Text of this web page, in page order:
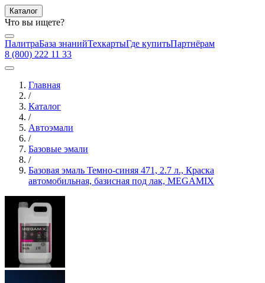
Каталог
Что вы ищете?
ПалитраБаза знанийТехкартыГде купитьПартнёрам
8 (800) 222 11 33
Главная
/
Каталог
/
Автоэмали
/
Базовые эмали
/
Базовая эмаль Темно-синяя 471, 2.7 л., Краска
автомобильная, базисная под лак, MEGAMIX